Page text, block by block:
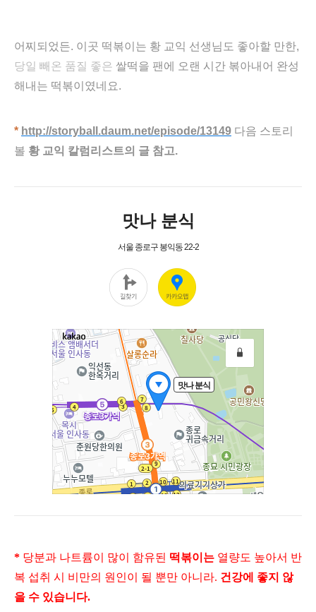
어찌되었든. 이곳 떡볶이는 황 교익 선생님도 좋아할 만한,
당일 빼온 품질 좋은 쌀떡을 팬에 오랜 시간 볶아내어 완성
해내는 떡볶이였네요.
* http://storyball.daum.net/episode/13149 다음 스토리
볼 황 교익 칼럼리스트의 글 참고.
* 당분과 나트륨이 많이 함유된 떡볶이는 열량도 높아서 반
복 섭취 시 비만의 원인이 될 뿐만 아니라. 건강에 좋지 않
을 수 있습니다.